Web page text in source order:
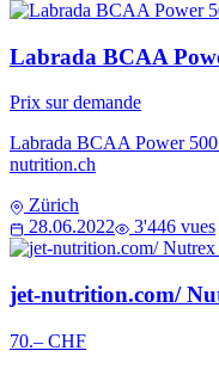
Labrada BCAA
Prix sur demande
Labrada BCAA Power
nutrition.ch
Zürich
28.06.2022
3'446 vues
jet-nutrition.com/
70.– CHF